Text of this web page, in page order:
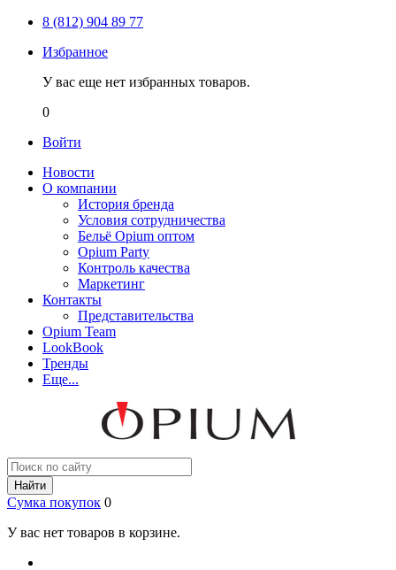
8 (812) 904 89 77
Избранное
У вас еще нет избранных товаров.
0
Войти
Новости
О компании
История бренда
Условия сотрудничества
Бельё Opium оптом
Opium Party
Контроль качества
Маркетинг
Контакты
Представительства
Opium Team
LookBook
Тренды
Еще...
Найти
Сумка покупок 0
У вас нет товаров в корзине.